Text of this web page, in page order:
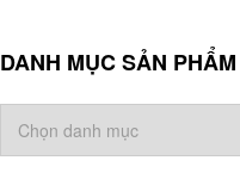
DANH MỤC SẢN PHẨM